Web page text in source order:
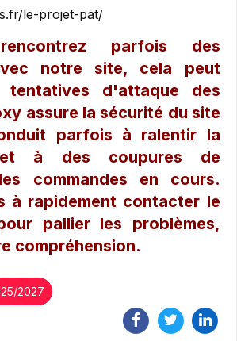
le-projet-pat/
parfois des
notre site, cela peut
tentatives d'attaque des
assure la sécurité du site
parfois à ralentir la
et à des coupures de
commandes en cours.
à rapidement contacter le
pallier les problèmes,
compréhension.
2027